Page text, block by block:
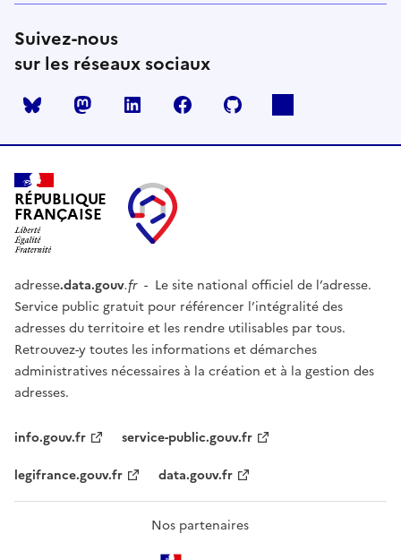
Suivez-nous
sur les réseaux sociaux
MastodonLinkedIn Facebook
RÉPUBLIQUE
FRANÇAISE
adresse.data.gouv.fr- Le site national officiel de l’adresse.
Service public gratuit pour référencer l’intégralité des
adresses du territoire et les rendre utilisables par tous.
Retrouvez-y toutes les informations et démarches
administratives nécessaires à la création et à la gestion des
adresses.
info.gouv.fr
service-public.gouv.fr
legifrance.gouv.fr
data.gouv.fr
Nos partenaires